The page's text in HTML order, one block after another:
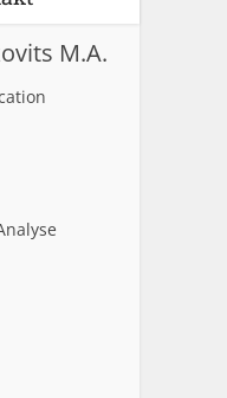
M.A.